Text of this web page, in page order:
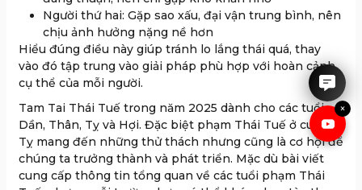
×
Người thứ hai: Gặp sao xấu, đại vận trung bình, nên
chịu ảnh hưởng nặng nề hơn
Hiểu đúng điều này giúp tránh lo lắng thái quá, thay
vào đó tập trung vào giải pháp phù hợp với hoàn cảnh
cụ thể của mỗi người.
Tam Tai Thái Tuế trong năm 2025 dành cho các tuổi
Dần, Thân, Tỵ và Hợi. Đặc biệt phạm Thái Tuế ở cung
Tỵ mang đến những thử thách nhưng cũng là cơ hội để
chúng ta trưởng thành và phát triển. Mặc dù bài viết
cung cấp thông tin tổng quan về các tuổi phạm Thái
IRUBY rất hân hạnh được tư
vấn cho anh chị.